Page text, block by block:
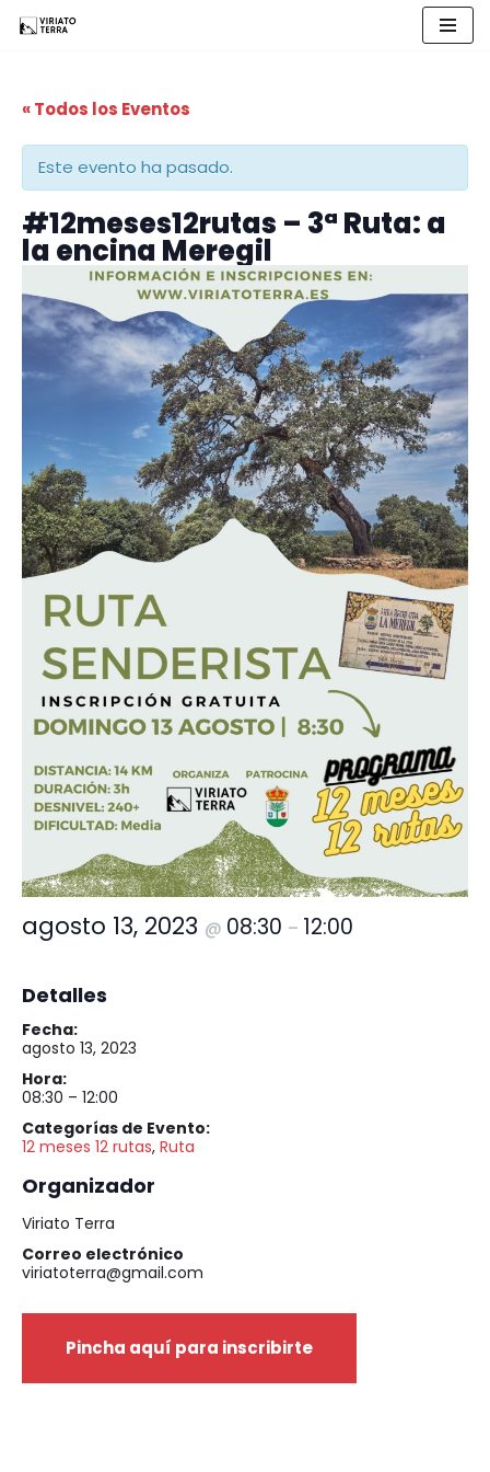
contenido
« Todos los Eventos
Este evento ha pasado.
#12meses12rutas – 3ª Ruta: a
la encina Meregil
agosto 13, 2023 @ 08:30 – 12:00
Detalles
Fecha:
agosto 13, 2023
Hora:
08:30 – 12:00
Categorías de Evento:
12 meses 12 rutas, Ruta
Organizador
Viriato Terra
Correo electrónico
viriatoterra@gmail.com
Pincha aquí para inscribirte